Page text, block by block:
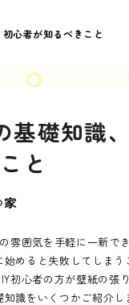
心者が知るべきこと
基礎知識
と
家
雰囲気を手軽に一新で
めると失敗してしまう
初心者の方が壁紙の張
識をいくつかご紹介し